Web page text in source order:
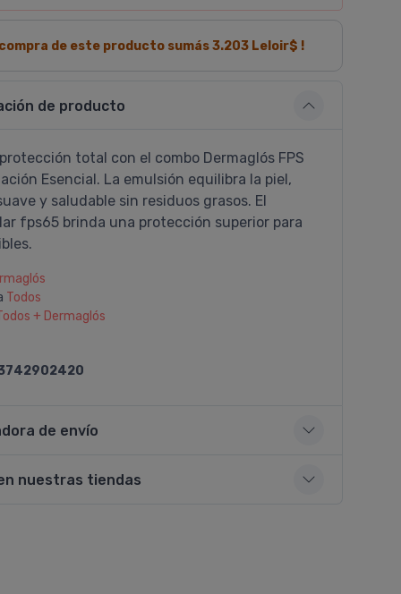
compra de este producto sumás3.203Leloir$ !
de producto
total con el combo Dermaglós FPS
Esencial. La emulsión equilibra la piel,
y saludable sin residuos grasos. El
fps65 brinda una protección superior para
Todos
+ Dermaglós
de envío
nuestras tiendas